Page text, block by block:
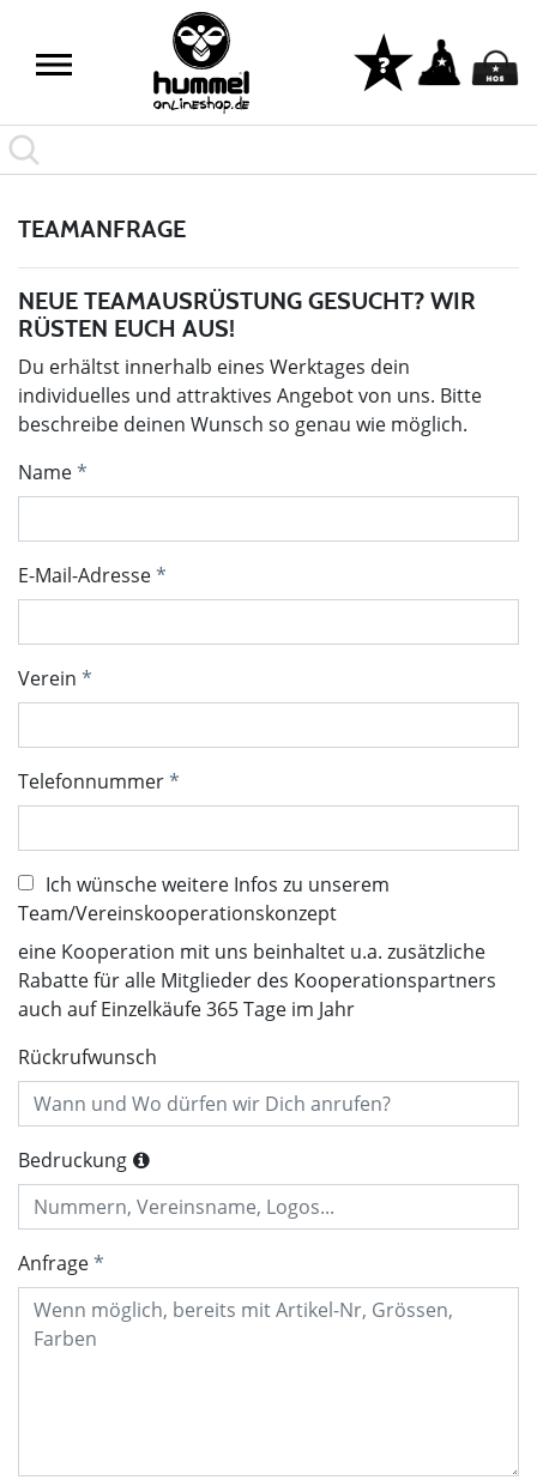
TEAMANFRAGE
NEUE TEAMAUSRÜSTUNG GESUCHT? WIR
RÜSTEN EUCH AUS!
Du erhältst innerhalb eines Werktages dein
individuelles und attraktives Angebot von uns. Bitte
beschreibe deinen Wunsch so genau wie möglich.
Name
E-Mail-Adresse
Verein
Telefonnummer
Ich wünsche weitere Infos zu unserem
Team/Vereinskooperationskonzept
eine Kooperation mit uns beinhaltet u.a. zusätzliche
Rabatte für alle Mitglieder des Kooperationspartners
auch auf Einzelkäufe 365 Tage im Jahr
Rückrufwunsch
Bedruckung
Anfrage